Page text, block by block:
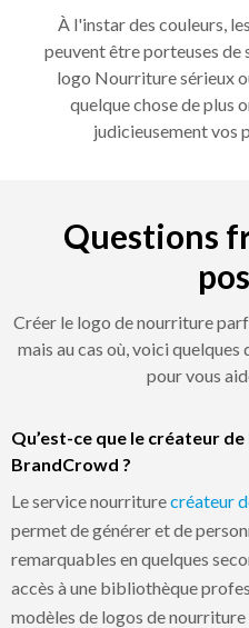
À l'instar des couleurs,
peuvent être porteuses de
logo Nourriture sérieux
quelque chose de plus
judicieusement vos
Questions
Créer le logo de nourriture
mais au cas où, voici
pour vous
Qu’est-ce que le créateur
BrandCrowd ?
Le service nourriturecréateur
permet de générer et de
remarquables en quelques
accès à une bibliothèque
modèles de logos de